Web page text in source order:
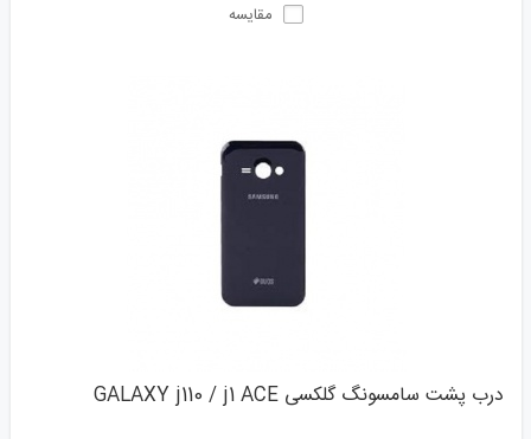
مقایسه
درب پشت سامسونگ گلکسی GALAXY j110 / j1 ACE